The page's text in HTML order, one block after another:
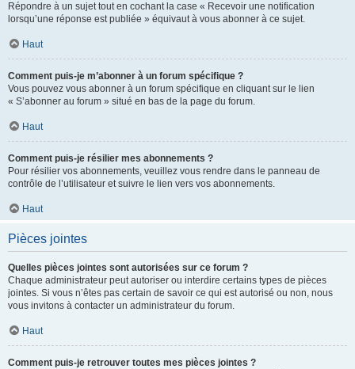
Répondre à un sujet tout en cochant la case « Recevoir une notification
lorsqu’une réponse est publiée » équivaut à vous abonner à ce sujet.
Haut
Comment puis-je m’abonner à un forum spécifique ?
Vous pouvez vous abonner à un forum spécifique en cliquant sur le lien
« S’abonner au forum » situé en bas de la page du forum.
Haut
Comment puis-je résilier mes abonnements ?
Pour résilier vos abonnements, veuillez vous rendre dans le panneau de
contrôle de l’utilisateur et suivre le lien vers vos abonnements.
Haut
Pièces jointes
Quelles pièces jointes sont autorisées sur ce forum ?
Chaque administrateur peut autoriser ou interdire certains types de pièces
jointes. Si vous n’êtes pas certain de savoir ce qui est autorisé ou non, nous
vous invitons à contacter un administrateur du forum.
Haut
Comment puis-je retrouver toutes mes pièces jointes ?